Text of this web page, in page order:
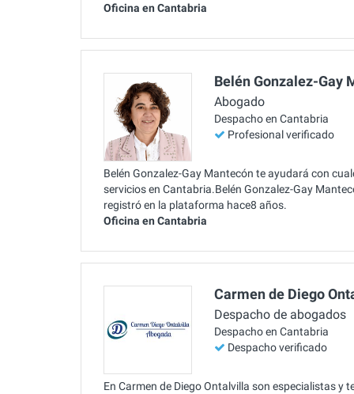
Oficina en Cantabria
Belén Gonzalez-Gay
Abogado
Despacho en Cantabria
Profesional verificado
Belén Gonzalez-Gay Mantecón te ayudará con
servicios en Cantabria.Belén Gonzalez-Gay
registró en la plataforma hace8 años.
Oficina en Cantabria
Carmen de Diego
Despacho de abogados
Despacho en Cantabria
Despacho verificado
En Carmen de Diego Ontalvilla son especialistas